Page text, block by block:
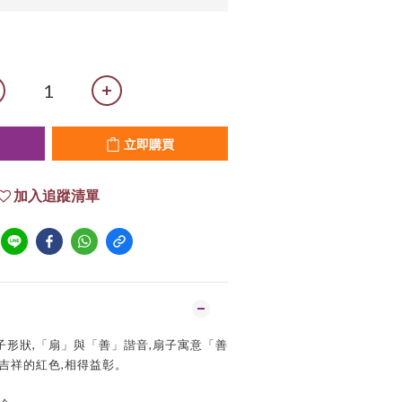
立即購買
加入追蹤清單
形狀,「扇」與「善」諧音,扇子寓意「善
祥的紅色,相得益彰。